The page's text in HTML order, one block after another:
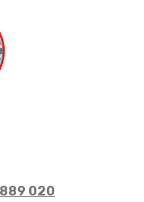
020